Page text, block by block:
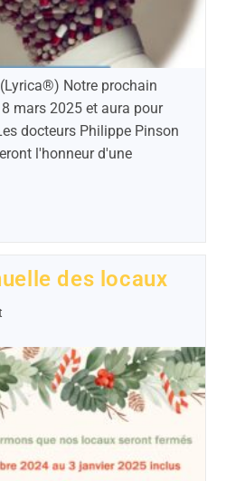
Notre prochain
mars 2025 et aura pour
docteurs Philippe Pinson
l'honneur d'une
des locaux